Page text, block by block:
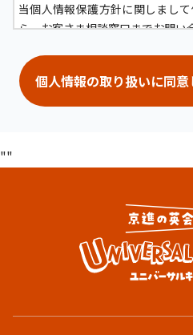
当個人情報保護方針に関しまし
ら、お客さま相談窓口までお問い
京進グループにおける個人情
京進グループにおいては、生存
員、準社員、臨時社員、受入出
うとした者（採用応募者など）
「ビジネスパートナー」に関す
まれる氏名、生年月日、その他
番号、記号その他の符号、画像
識別できるもの（当該情報のみ
む）を示します。
個人情報の取り扱いに同
""